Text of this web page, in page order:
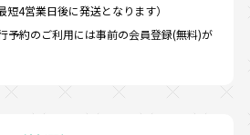
短4営業日後に発送となります）
予約のご利用には事前の会員登録(無料)が